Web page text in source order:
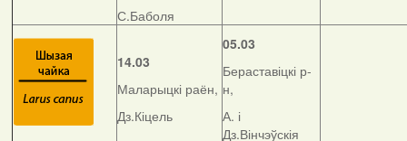
С.Баболя
14.03
Маларыцкі раён,
Дз.Кіцель
05.03
Бераставіцкі р-
н,
А. і
Дз.Вінчэўскія